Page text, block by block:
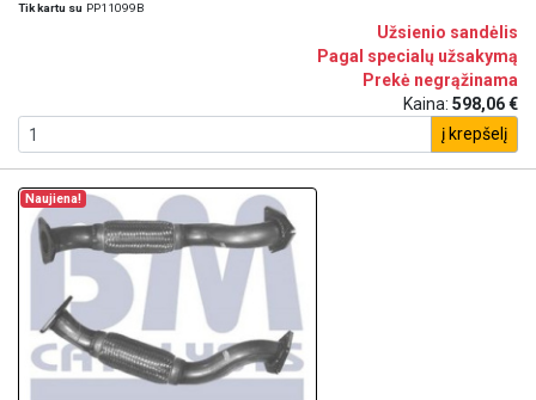
Tik kartu su PP11099B
Užsienio sandėlis
Pagal specialų užsakymą
Prekė negrąžinama
Kaina: 598,06 €
į krepšelį
Naujiena!